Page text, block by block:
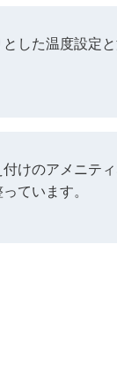
した温度設定
けのアメニテ
ています。